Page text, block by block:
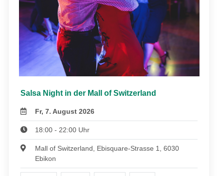
Salsa Night in der Mall of Switzerland
Fr, 7. August 2026
18:00 - 22:00 Uhr
Mall of Switzerland, Ebisquare-Strasse 1, 6030
Ebikon